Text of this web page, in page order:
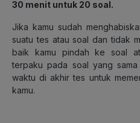
30 menit untuk 20 soal.
Jika kamu sudah
suatu tes atau soal dan tidak
baik kamu pindah ke soal
terpaku pada soal yang sama
waktu di akhir tes untuk
kamu.